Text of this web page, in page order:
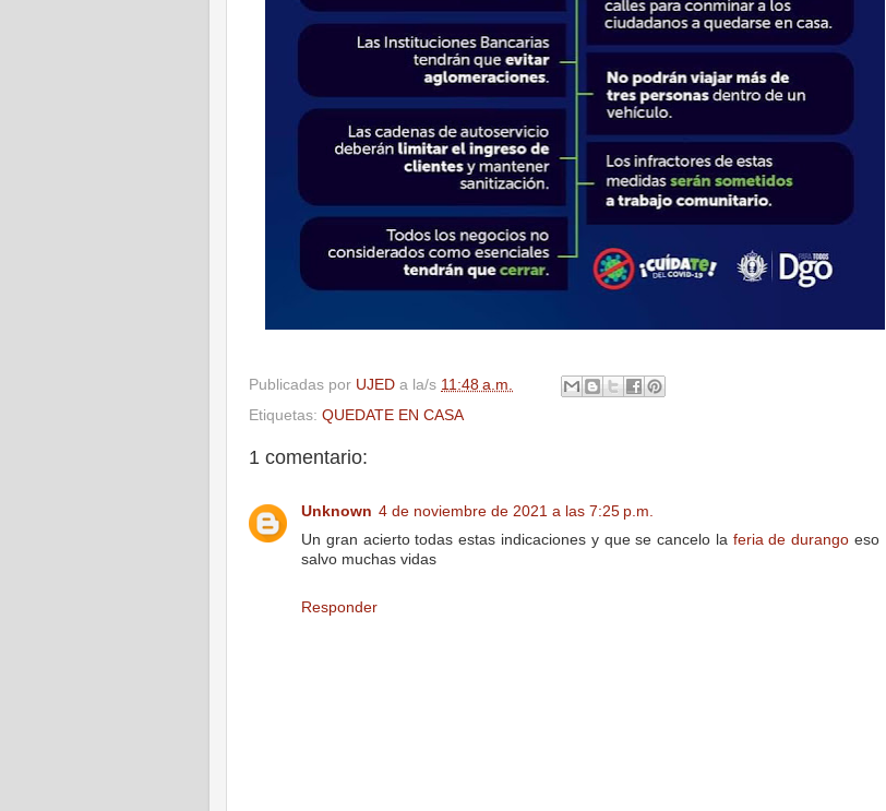
Publicadas por UJED a la/s 11:48 a.m.
Etiquetas: QUEDATE EN CASA
1 comentario:
Unknown 4 de noviembre de 2021 a las 7:25 p.m.
Un gran acierto todas estas indicaciones y que se cancelo la feria de durango eso
salvo muchas vidas
Responder